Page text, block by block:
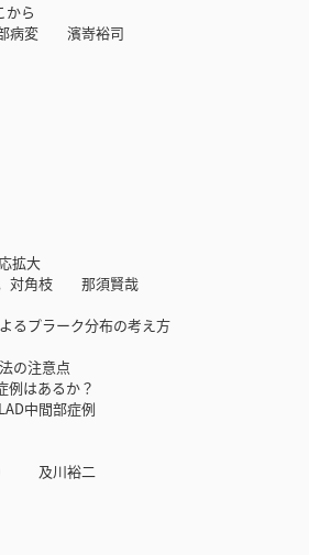
ら
部病変 濱嵜裕司
応拡大
，対角枝 那須賢哉
るプラーク分布の考え方
の注意点
例はあるか？
中間部症例
） 及川裕二